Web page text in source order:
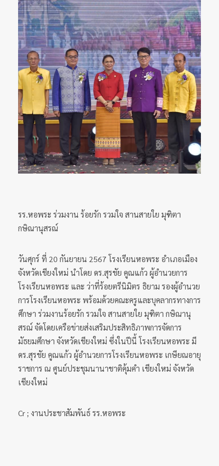
รร.หอพระ ร่วมงาน ร้อยรัก รวมใจ สานสายใย มุฑิตา
กษิณานุสรณ์
วันศุกร์ ที่ 20 กันยายน 2567 โรงเรียนหอพระ อำเภอเมือง
จังหวัดเชียงใหม่ นำโดย ดร.สุรชัย คูณแก้ว ผู้อำนวยการ
โรงเรียนหอพระ และ ว่าที่ร้อยตรีนิมิตร ธิยาม รองผู้อำนวย
การโรงเรียนหอพระ พร้อมด้วยคณะครูและบุคลากรทางการ
ศึกษา ร่วมงานร้อยรัก รวมใจ สานสายใย มุฑิตา กษิณานุ
สรณ์ จัดโดยเครือข่ายส่งเสริมประสิทธิภาพการจัดการ
มัธยมศึกษา จังหวัดเชียงใหม่ ซึ่งในปีนี้ โรงเรียนหอพระ มี
ดร.สุรชัย คูณแก้ว ผู้อำนวยการโรงเรียนหอพระ เกษียณอายุ
ราชการ ณ ศูนย์ประชุมนานาชาติคุ้มคำ เชียงใหม่ จังหวัด
เชียงใหม่
Cr ; งานประชาสัมพันธ์ รร.หอพระ